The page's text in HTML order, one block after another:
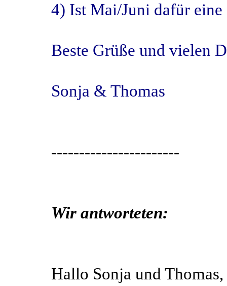
4) Ist Mai/Juni dafür eine
Beste Grüße und vielen
Sonja & Thomas
-----------------------
Wir antworteten:
Hallo Sonja und Thomas,